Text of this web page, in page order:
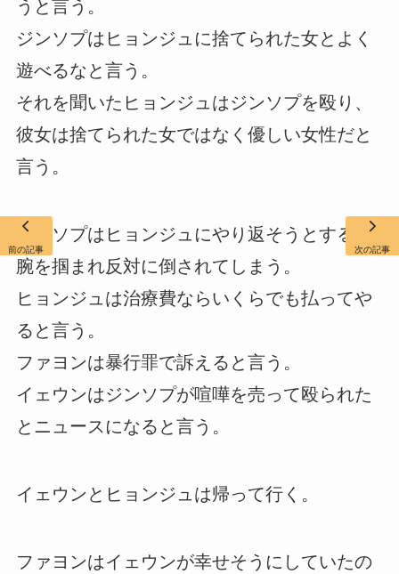
うと言う。
ジンソプはヒョンジュに捨てられた女とよく
遊べるなと言う。
それを聞いたヒョンジュはジンソプを殴り、
彼女は捨てられた女ではなく優しい女性だと
言う。
ジンソプはヒョンジュにやり返そうとするが
腕を掴まれ反対に倒されてしまう。
ヒョンジュは治療費ならいくらでも払ってや
ると言う。
ファヨンは暴行罪で訴えると言う。
イェウンはジンソプが喧嘩を売って殴られた
とニュースになると言う。
イェウンとヒョンジュは帰って行く。
ファヨンはイェウンが幸せそうにしていたの
前の記事 次の記事